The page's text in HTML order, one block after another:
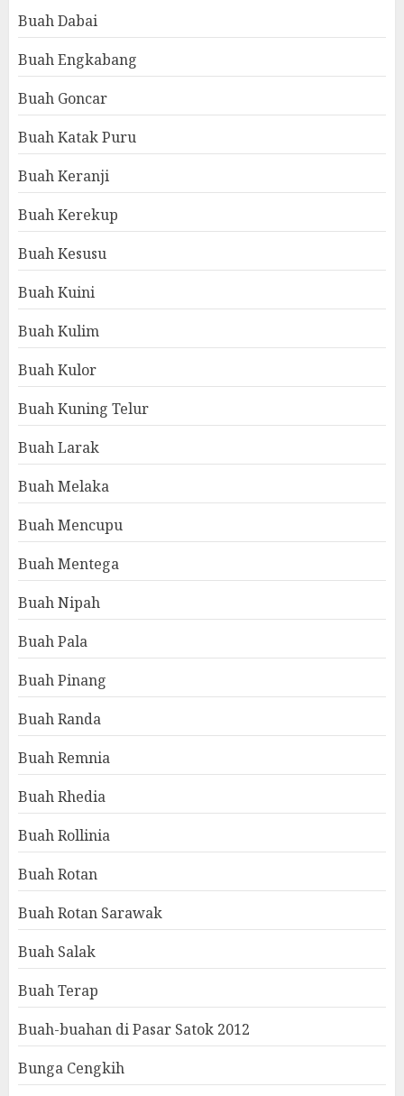
Buah Dabai
Buah Engkabang
Buah Goncar
Buah Katak Puru
Buah Keranji
Buah Kerekup
Buah Kesusu
Buah Kuini
Buah Kulim
Buah Kulor
Buah Kuning Telur
Buah Larak
Buah Melaka
Buah Mencupu
Buah Mentega
Buah Nipah
Buah Pala
Buah Pinang
Buah Randa
Buah Remnia
Buah Rhedia
Buah Rollinia
Buah Rotan
Buah Rotan Sarawak
Buah Salak
Buah Terap
Buah-buahan di Pasar Satok 2012
Bunga Cengkih